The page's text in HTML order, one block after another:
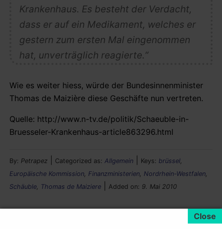
Krankenhaus. Es besteht der Verdacht,
dass er auf ein Medikament, welches er
gestern zum ersten Mal eingenommen
hat, unverträglich reagierte.“
Wie es weiter hiess, würde der Bundesinnenminister
Thomas de Maizière diese Geschäfte nun vertreten.
Quelle: http://www.n-tv.de/politik/Schaeuble-in-
Bruesseler-Krankenhaus-article863296.html
By: Petrapez Categorized as: Allgemein Keys: brüssel
Europäische Kommission Finanzministerien Nordrhein-Westfalen
Schäuble
Thomas de Maiziere Added on: 9. Mai 2010